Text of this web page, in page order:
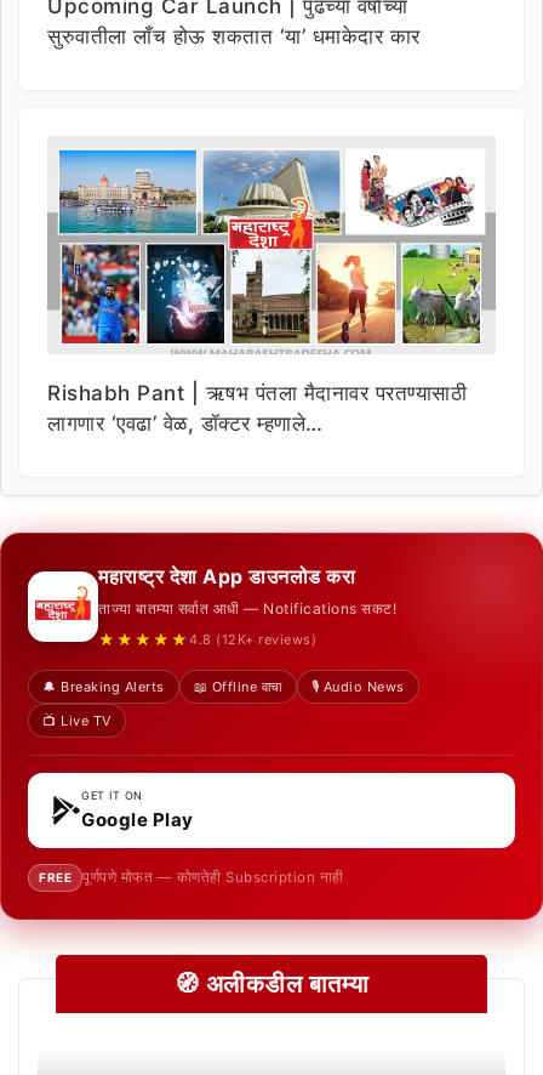
Upcoming Car Launch | पुढच्या वर्षाच्या
सुरुवातीला लाँच होऊ शकतात ‘या’ धमाकेदार कार
Rishabh Pant | ऋषभ पंतला मैदानावर परतण्यासाठी
लागणार ‘एवढा’ वेळ, डॉक्टर म्हणाले…
महाराष्ट्र देशा App डाउनलोड करा
ताज्या बातम्या सर्वात आधी — Notifications सकट!
★★★★★ 4.8 (12K+ reviews)
🔔 Breaking Alerts 📖 Offline वाचा
🎙️ Audio News
📺 Live TV
GET IT ON
Google Play
FREE पूर्णपणे मोफत — कोणतेही Subscription नाही
🧭 अलीकडील बातम्या